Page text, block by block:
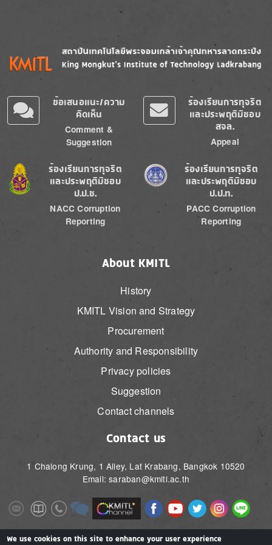
Image
ข้อเสนอแนะ/ความ
คิดเห็น
Comment &
Suggestion
ร้องเรียนการทุจริต
และประพฤติมิชอบ
สจล.
Appeal
Image
ร้องเรียนการทุจริต
และประพฤติมิชอบ
ป.ป.ช.
NACC Corruption
Reporting
Image
ร้องเรียนการทุจริต
และประพฤติมิชอบ
ป.ป.ท.
PACC Corruption
Reporting
About KMITL
History
KMITL Vision and Strategy
Procurement
Authority and Responsibility
Privacy policies
Suggestion
Contact channels
Contact us
1 Chalong Krung, 1 Alley, Lat Krabang, Bangkok 10520
Email: saraban@kmitl.ac.th
ImageImageImageImage Image ImageImageImageImageImage
Image Image
We use cookies on this site to enhance your user experience